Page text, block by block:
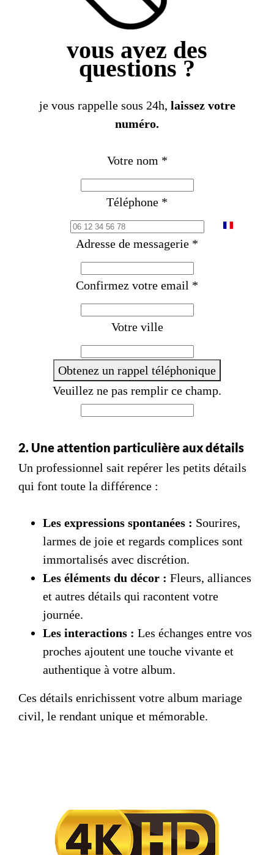
vous avez des
questions ?
je vous rappelle sous 24h, laissez votre
numéro.
Votre nom *
Téléphone *
F
Adresse de messagerie *
Confirmez votre email *
Votre ville
Obtenez un rappel téléphonique
Veuillez ne pas remplir ce champ.
2. Une attention particulière aux détails
Un professionnel sait repérer les petits détails
qui font toute la différence :
Les expressions spontanées : Sourires,
larmes de joie et regards complices sont
immortalisés avec discrétion.
Les éléments du décor : Fleurs, alliances
et autres détails qui racontent votre
journée.
Les interactions : Les échanges entre vos
proches ajoutent une touche vivante et
authentique à votre album.
Ces détails enrichissent votre album mariage
civil, le rendant unique et mémorable.